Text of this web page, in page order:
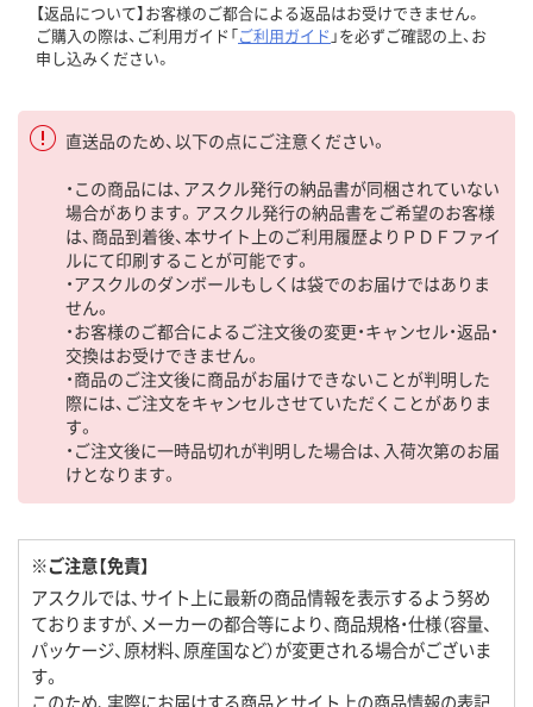
【返品について】お客様のご都合による返品はお受けできません。
ご購入の際は、ご利用ガイド「ご利用ガイド 」を必ずご確認の上、お
申し込みください。
直送品のため、以下の点にご注意ください。
・この商品には、アスクル発行の納品書が同梱されていない
場合があります。アスクル発行の納品書をご希望のお客様
は、商品到着後、本サイト上のご利用履歴よりＰＤＦファイ
ルにて印刷することが可能です。
・アスクルのダンボールもしくは袋でのお届けではありま
せん。
・お客様のご都合によるご注文後の変更・キャンセル・返品・
交換はお受けできません。
・商品のご注文後に商品がお届けできないことが判明した
際には、ご注文をキャンセルさせていただくことがありま
す。
・ご注文後に一時品切れが判明した場合は、入荷次第のお届
けとなります。
※ご注意【免責】
アスクルでは、サイト上に最新の商品情報を表示するよう努め
ておりますが、メーカーの都合等により、商品規格・仕様（容量、
パッケージ、原材料、原産国など）が変更される場合がございま
す。
このため、実際にお届けする商品とサイト上の商品情報の表記